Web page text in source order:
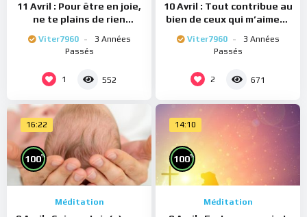
11 Avril : Pour être en joie,
ne te plains de rien
Viter7960
3 Années
Passés
1 552
10 Avril : Tout contribue au
bien de ceux qui m’aiment
Viter7960
3 Années
Passés
2 671
16:22
100%
Méditation
14:10
100%
Méditation